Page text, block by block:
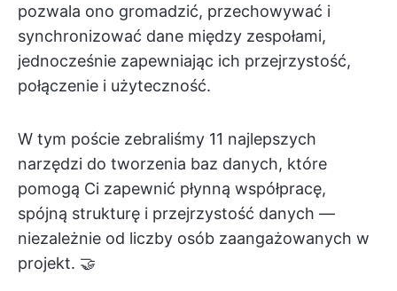
pozwala ono gromadzić, przechowywać i
synchronizować dane między zespołami,
jednocześnie zapewniając ich przejrzystość,
połączenie i użyteczność.
W tym poście zebraliśmy 11 najlepszych
narzędzi do tworzenia baz danych, które
pomogą Ci zapewnić płynną współpracę,
spójną strukturę i przejrzystość danych —
niezależnie od liczby osób zaangażowanych w
projekt. 🤝